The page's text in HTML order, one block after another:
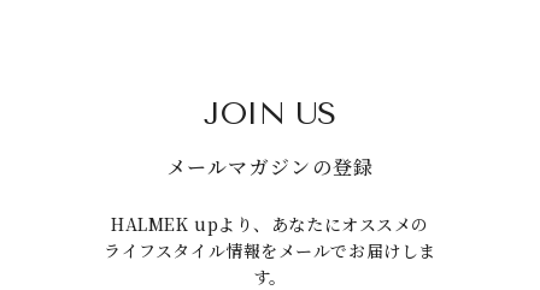
JOIN US
メールマガジンの登録
HALMEK upより、あなたにオススメの
ライフスタイル情報をメールでお届けしま
す。